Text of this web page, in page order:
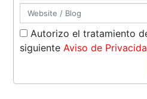
Autorizo el tratamiento
siguiente Aviso de